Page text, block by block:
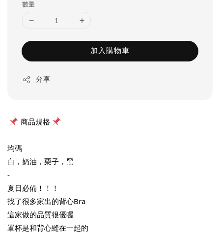
數量
加入購物車
分享
商品規格
均碼
白，奶油，栗子，黑
-
夏日必備！！！
找了很多家出的背心Bra
這家做的品質很優喔
罩杯是和背心縫在一起的